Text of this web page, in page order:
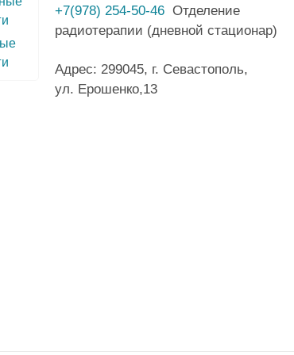
+7(978) 254-50-46 Отделение
радиотерапии (дневной стационар)
Адрес: 299045, г. Севастополь,
ул. Ерошенко,13